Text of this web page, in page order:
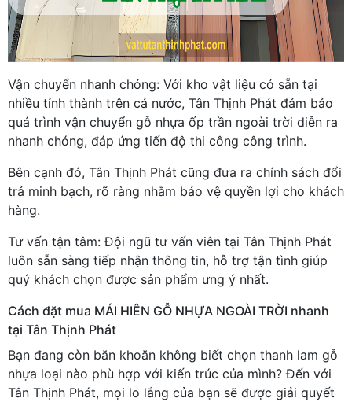
Vận chuyển nhanh chóng: Với kho vật liệu có sẵn tại
nhiều tỉnh thành trên cả nước, Tân Thịnh Phát đảm bảo
quá trình vận chuyển gỗ nhựa ốp trần ngoài trời diễn ra
nhanh chóng, đáp ứng tiến độ thi công công trình.
Bên cạnh đó, Tân Thịnh Phát cũng đưa ra chính sách đổi
trả minh bạch, rõ ràng nhằm bảo vệ quyền lợi cho khách
hàng.
Tư vấn tận tâm: Đội ngũ tư vấn viên tại Tân Thịnh Phát
luôn sẵn sàng tiếp nhận thông tin, hỗ trợ tận tình giúp
quý khách chọn được sản phẩm ưng ý nhất.
Cách đặt mua MÁI HIÊN GỖ NHỰA NGOÀI TRỜI nhanh
tại Tân Thịnh Phát
Bạn đang còn băn khoăn không biết chọn thanh lam gỗ
nhựa loại nào phù hợp với kiến trúc của mình? Đến với
Tân Thịnh Phát, mọi lo lắng của bạn sẽ được giải quyết